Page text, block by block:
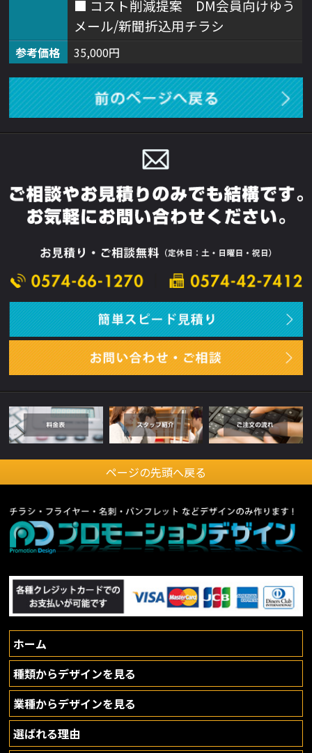
■ コスト削減提案 DM会員向けゆう
メール/新聞折込用チラシ
参考価格 35,000円
ページの先頭へ戻る
ホーム
種類からデザインを見る
業種からデザインを見る
選ばれる理由